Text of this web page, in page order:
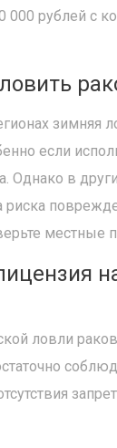
000 рублей с
зимняя
если
Однако в
риска
местные
ловли